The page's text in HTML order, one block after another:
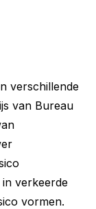
verschillende
van Bureau
verkeerde
vormen.